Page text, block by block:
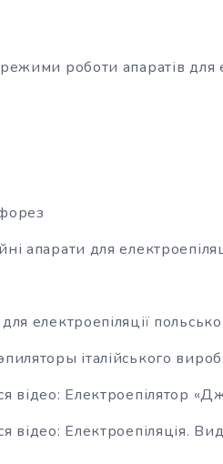
роботи апаратів для
апарати для
електроепіляції
італійського
відео: Електроепілятор
відео: Електроепіляція.